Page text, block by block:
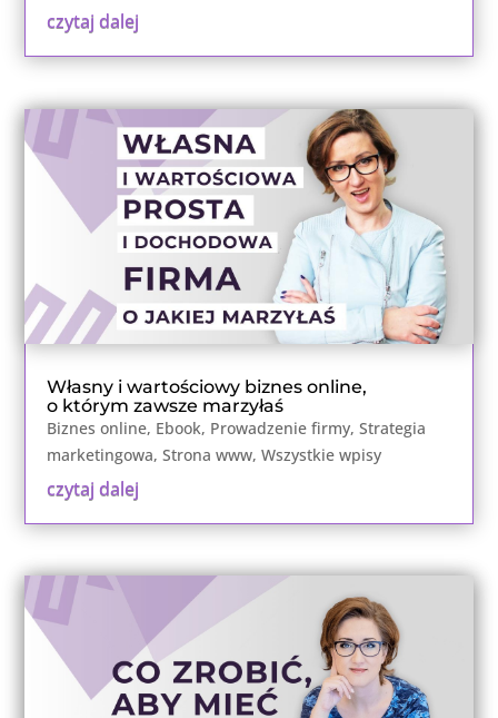
czytaj dalej
Własny i wartościowy biznes online,
o którym zawsze marzyłaś
Biznes online, Ebook, Prowadzenie firmy,Strategia
marketingowa,Strona www,Wszystkie wpisy
czytaj dalej